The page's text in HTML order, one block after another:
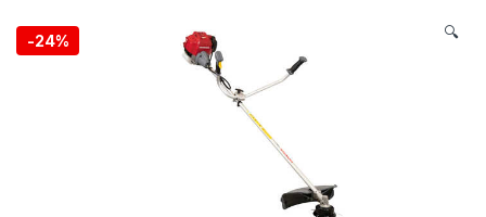
-24% 🔍